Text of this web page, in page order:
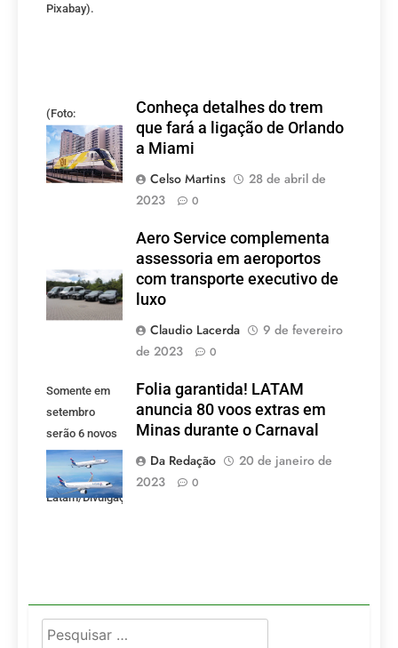
Pixabay).
(Foto:
divulgação)
Conheça detalhes do trem
que fará a ligação de Orlando
a Miami
Celso Martins
28 de abril de
2023
0
Aero Service complementa
assessoria em aeroportos
com transporte executivo de
luxo
Claudio Lacerda
9 de fevereiro
de 2023
0
Somente em
setembro
serão 6 novos
voos criados
pela LATAM.
Latam/Divulgação)
Folia garantida! LATAM
anuncia 80 voos extras em
Minas durante o Carnaval
Da Redação
20 de janeiro de
2023
0
Pesquisar